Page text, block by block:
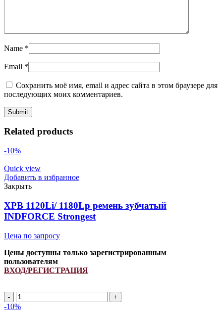
Name *
Email *
Сохранить моё имя, email и адрес сайта в этом браузере для
последующих моих комментариев.
Related products
-10%
Quick view
Добавить в избранное
Закрыть
XPB 1120Li/ 1180Lp ремень зубчатый
INDFORCE Strongest
Цена по запросу
Цены доступны только зарегистрированным
пользователям
ВХОД/РЕГИСТРАЦИЯ
XPB
1120Li/
-10%